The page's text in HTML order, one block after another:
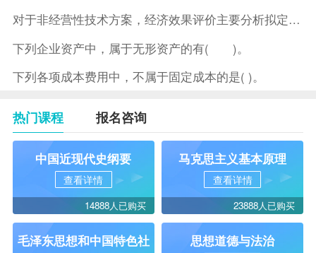
对于非经营性技术方案，经济效果评价主要分析拟定方案的( )。
下列企业资产中，属于无形资产的有( )。
下列各项成本费用中，不属于固定成本的是( )。
热门课程 报名咨询
中国近现代史纲要
查看详情
14888人已购买
马克思主义基本原理
查看详情
23888人已购买
毛泽东思想和中国特色社
思想道德与法治